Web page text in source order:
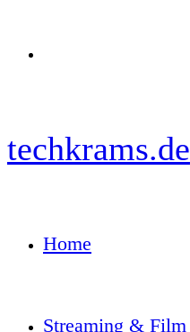
techkrams.de
Home
Streaming & Film